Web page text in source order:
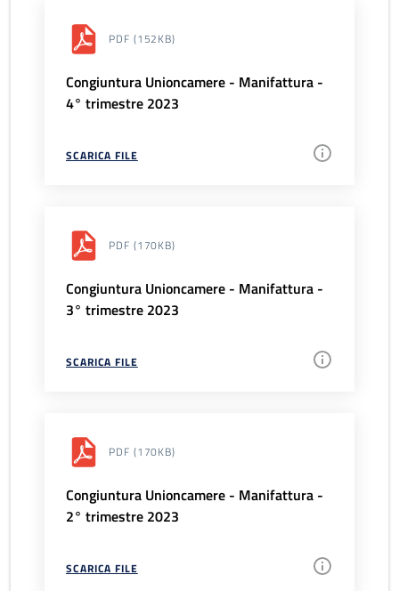
PDF (152KB)
Congiuntura Unioncamere - Manifattura -
4° trimestre 2023
SCARICA FILE
PDF (170KB)
Congiuntura Unioncamere - Manifattura -
3° trimestre 2023
SCARICA FILE
PDF (170KB)
Congiuntura Unioncamere - Manifattura -
2° trimestre 2023
SCARICA FILE